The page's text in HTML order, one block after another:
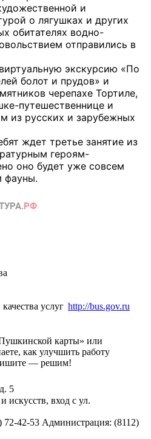
и
о лягушках и других
обитателях водно-
отправились в
экскурсию «По
болот и прудов» и
черепахе Тортиле,
путешественнице и
из русских и зарубежных
ждет третье занятие из
героям-
оно будет уже совсем
фауны.
http://bus.gov.ru
карты» или
как улучшить работу
— решим!
5
искусств, вход с ул.
72-42-53 Администрация: (8112)